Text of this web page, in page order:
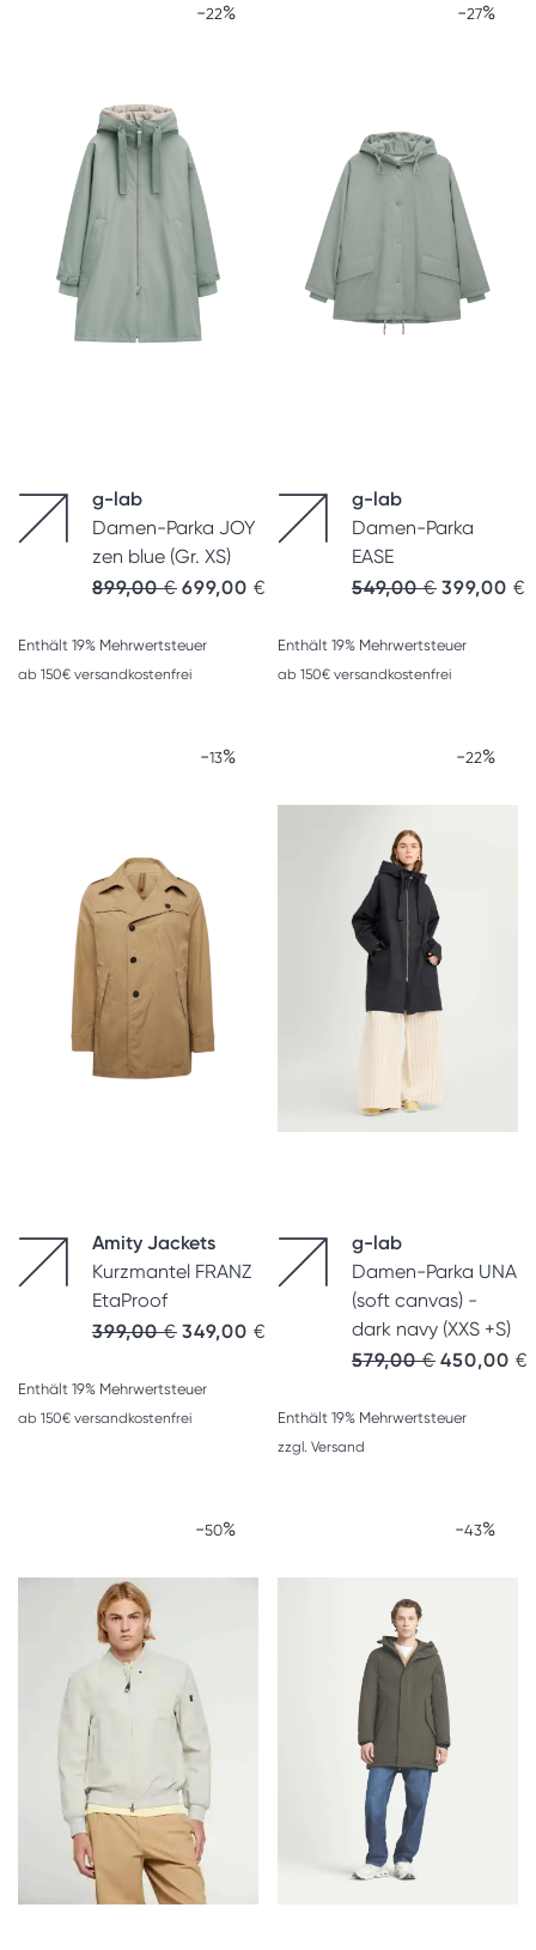
-22%
g-lab
Damen-Parka JOY
zen blue (Gr. XS)
899,00€ Ursprünglicher Preis war: 899,00 €
699,00 € Aktueller Preis ist: 699,00 €.
Enthält 19% Mehrwertsteuer
ab 150€ versandkostenfrei
-27%
g-lab
Damen-Parka
EASE
549,00€ 399,00 €
Enthält 19% Mehrwertsteuer
ab 150€ versandkostenfrei
-13%
Amity Jackets
Kurzmantel FRANZ
EtaProof
399,00€ 349,00 €
Enthält 19% Mehrwertsteuer
ab 150€ versandkostenfrei
-22%
g-lab
Damen-Parka UNA
(soft canvas) -
dark navy (XXS +S)
579,00€ 450,00 €
Enthält 19% Mehrwertsteuer
zzgl. Versand
-50% -43%